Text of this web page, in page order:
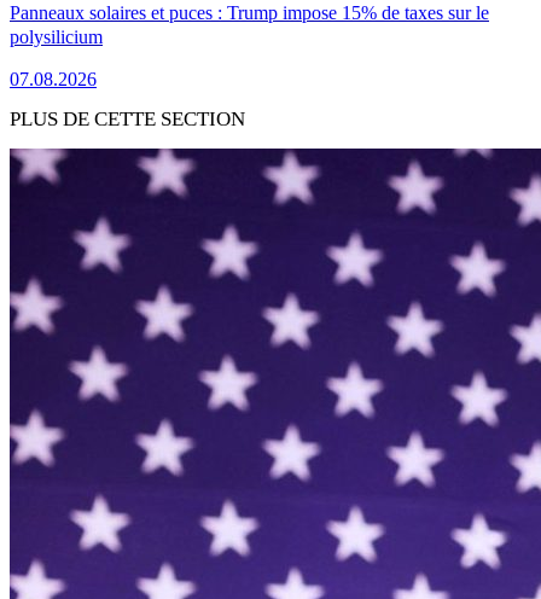
Panneaux solaires et puces : Trump impose 15% de taxes sur le
polysilicium
07.08.2026
PLUS DE CETTE SECTION